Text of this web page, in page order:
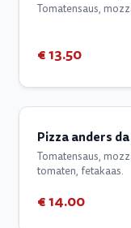
Tomatensaus,
€ 13.50
Pizza anders
Tomatensaus,
tomaten, fetakaas.
€ 14.00